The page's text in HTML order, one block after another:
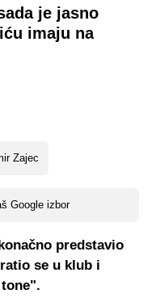
je jasno
imaju na
Zajec
Google izbor
predstavio
se u klub i